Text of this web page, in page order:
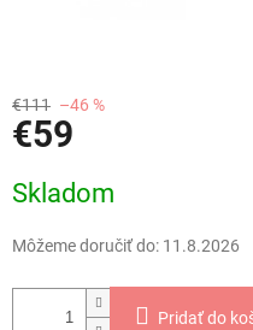
€111 –46 %
€59
cena:
Skladom
Môžeme doručiť do: 11.8.2026
Pridať do